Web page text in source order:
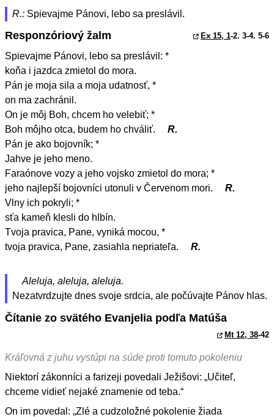
R.: Spievajme Pánovi, lebo sa preslávil.
Responzóriový žalm Ex 15, 1-2. 3-4. 5-6
Spievajme Pánovi, lebo sa preslávil: *
koňa i jazdca zmietol do mora.
Pán je moja sila a moja udatnosť, *
on ma zachránil.
On je môj Boh, chcem ho velebiť; *
Boh môjho otca, budem ho chváliť.
R.
Pán je ako bojovník; *
Jahve je jeho meno.
Faraónove vozy a jeho vojsko zmietol do mora; *
jeho najlepší bojovníci utonuli v Červenom mori.
R.
Vlny ich pokryli; *
sťa kameň klesli do hlbín.
Tvoja pravica, Pane, vyniká mocou, *
tvoja pravica, Pane, zasiahla nepriateľa.
R.
Aleluja, aleluja, aleluja.
Nezatvrdzujte dnes svoje srdcia, ale počúvajte Pánov hlas.
Čítanie zo svätého Evanjelia podľa Matúša
Mt 12, 38-42
Kráľovná z juhu vystúpi na súde proti tomuto pokoleniu
Niektorí zákonníci a farizeji povedali Ježišovi: „Učiteľ,
chceme vidieť nejaké znamenie od teba.“
On im povedal: „Zlé a cudzoložné pokolenie žiada